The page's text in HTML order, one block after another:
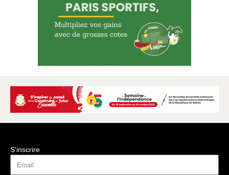
S'inscrire